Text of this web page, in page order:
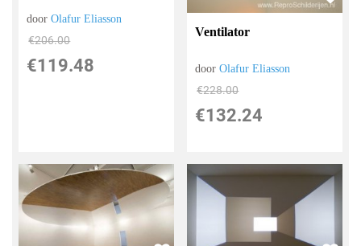
doorOlafur Eliasson
€206.00
€119.48
Ventilator
doorOlafur Eliasson
€228.00
€132.24